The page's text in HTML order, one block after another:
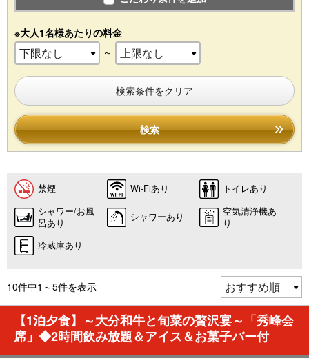
※大人1名様あたりの料金
～
検索条件をクリア
検索
禁煙 Wi-Fiあり
トイレあり
シャワー/お風
呂あり
シャワーあり
空気清浄機あ
り
冷蔵庫あり
10件中1～5件を表示
【1泊夕食】～大分和牛と旬菜の贅沢宴～「秀峰会
席」◆2時間飲み放題＆アイス＆お菓子バー付